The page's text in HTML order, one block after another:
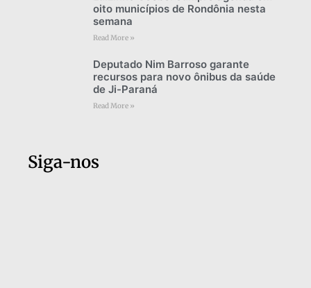
oito municípios de Rondônia nesta
semana
Read More »
Deputado Nim Barroso garante
recursos para novo ônibus da saúde
de Ji-Paraná
Read More »
Siga-nos